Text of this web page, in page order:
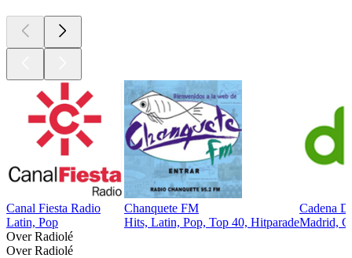
Canal Fiesta Radio
Latin, Pop
Chanquete FM
Hits, Latin, Pop, Top 40, Hitparade
Cadena
Madrid,
Over Radiolé
Over Radiolé